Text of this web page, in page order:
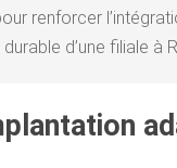
renforcer
d’une filiale à